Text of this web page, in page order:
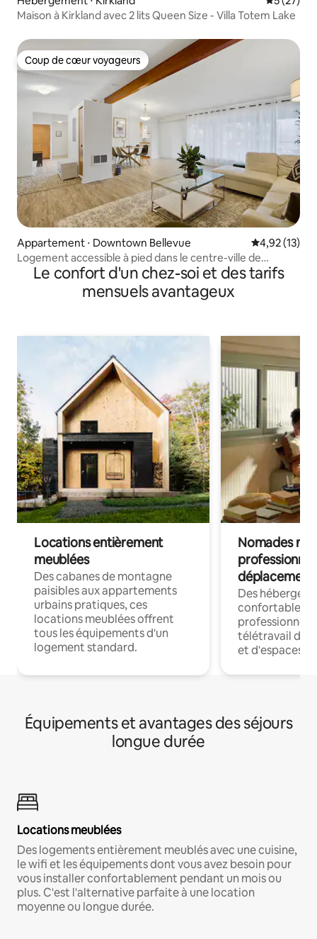
Maison à Kirkland avec 2 lits Queen Size - Villa Totem Lake
Coup de cœur voyageurs
Coup de cœur voyageurs
Appartement ⋅ Downtown Bellevue Évaluation
4,92 (13)
Logement accessible à pied dans le centre-ville de
Bellevue + stationnement gratuit
Le confort d'un chez-soi et des tarifs
mensuels avantageux
Locations entièrement
meublées
Des cabanes de montagne
paisibles aux appartements
urbains pratiques, ces
locations meublées offrent
tous les équipements d'un
logement standard.
Nomades
déplacement
Des
confortables
professionnels
télétravail
et d'espaces
Équipements et avantages des séjours
longue durée
Locations meublées
Des logements entièrement meublés avec une cuisine,
le wifi et les équipements dont vous avez besoin pour
vous installer confortablement pendant un mois ou
plus. C'est l'alternative parfaite à une location
moyenne ou longue durée.